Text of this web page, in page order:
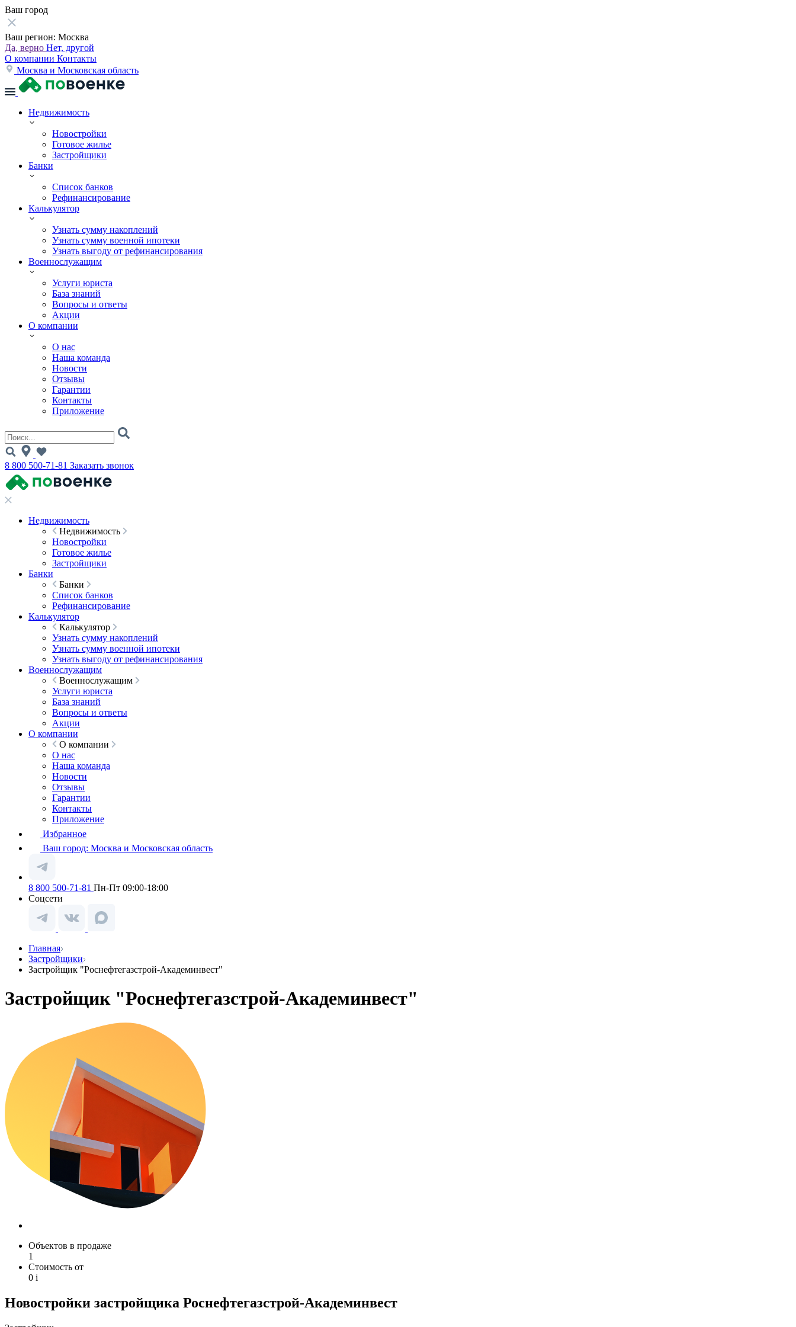
Ваш город
Ваш регион: Москва
Да, верно Нет, другой
О компании Контакты
Москва и Московская область
Недвижимость
Новостройки
Готовое жилье
Застройщики
Банки
Список банков
Рефинансирование
Калькулятор
Узнать сумму накоплений
Узнать сумму военной ипотеки
Узнать выгоду от рефинансирования
Военнослужащим
Услуги юриста
База знаний
Вопросы и ответы
Акции
О компании
О нас
Наша команда
Новости
Отзывы
Гарантии
Контакты
Приложение
8 800 500-71-81 Заказать звонок
Недвижимость
Недвижимость
Новостройки
Готовое жилье
Застройщики
Банки
Банки
Список банков
Рефинансирование
Калькулятор
Калькулятор
Узнать сумму накоплений
Узнать сумму военной ипотеки
Узнать выгоду от рефинансирования
Военнослужащим
Военнослужащим
Услуги юриста
База знаний
Вопросы и ответы
Акции
О компании
О компании
О нас
Наша команда
Новости
Отзывы
Гарантии
Контакты
Приложение
Избранное
Ваш город: Москва и Московская область
8 800 500-71-81 Пн-Пт 09:00-18:00
Соцсети
Главная
Застройщики
Застройщик "Роснефтегазстрой-Академинвест"
Застройщик "Роснефтегазстрой-Академинвест"
Объектов в продаже
1
Стоимость от
0 i
Новостройки застройщика Роснефтегазстрой-Академинвест